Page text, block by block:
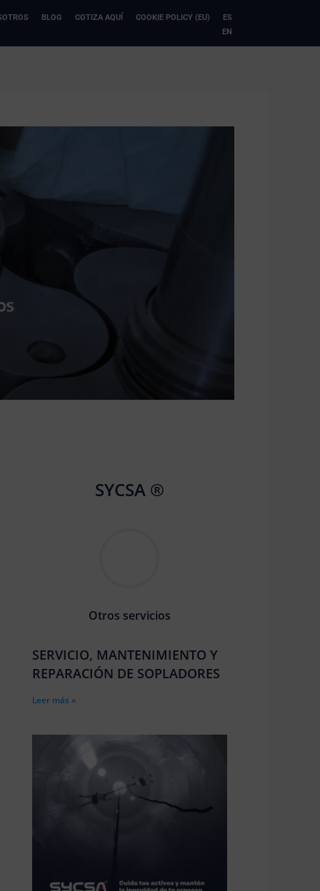
BLOG COTIZA AQUÍ COOKIE POLICY (EU)
ES
EN
SYCSA ®
Otros servicios
SERVICIO, MANTENIMIENTO Y
REPARACIÓN DE SOPLADORES
Leer más »